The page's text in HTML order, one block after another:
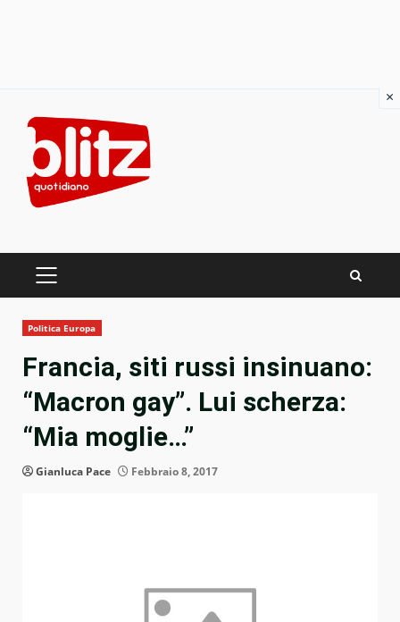
content
PRIMARY
Politica Europa
Francia, siti russi insinuano:
“Macron gay”. Lui scherza:
“Mia moglie…”
Gianluca Pace Febbraio 8, 2017
×